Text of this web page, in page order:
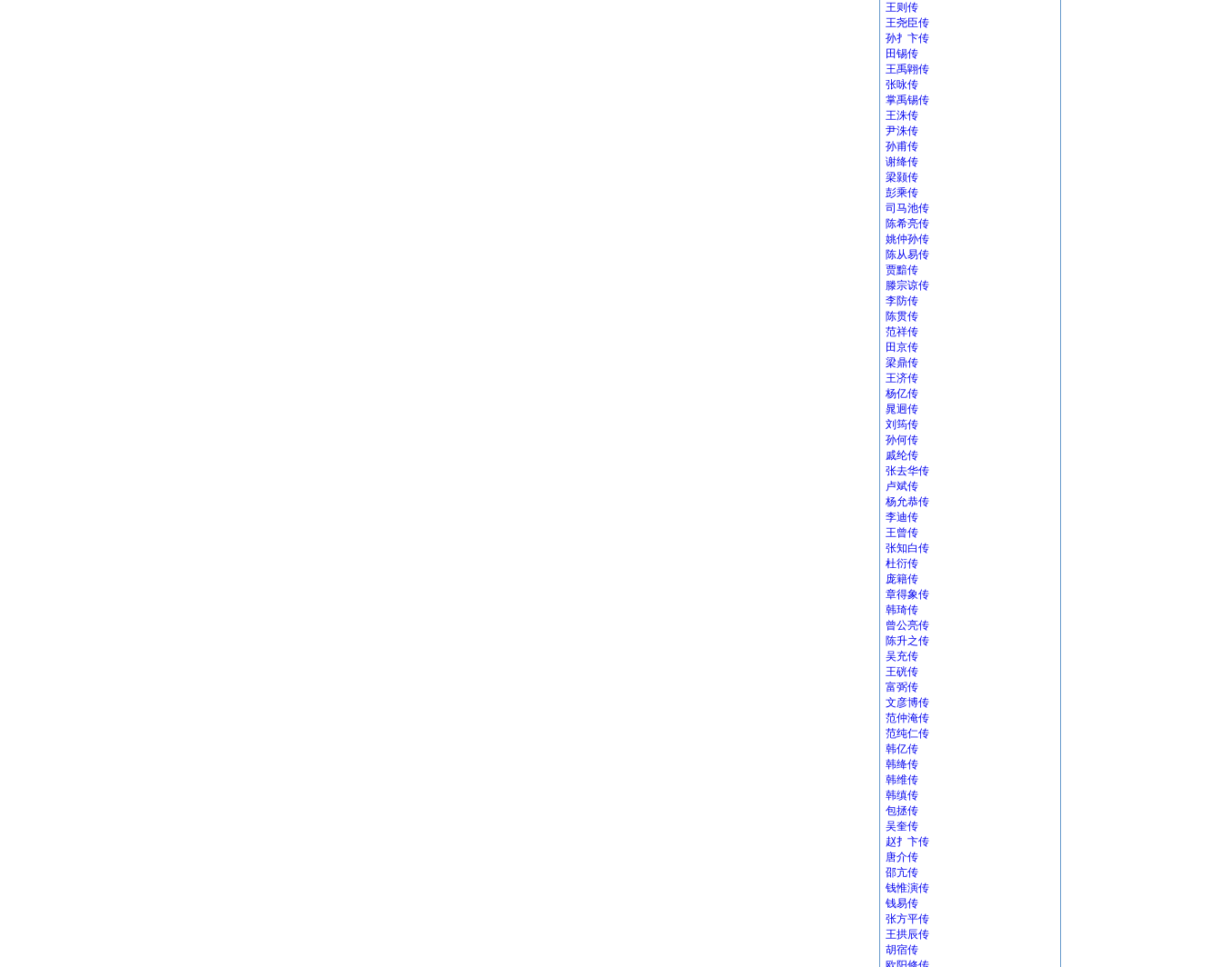
王则传
王尧臣传
孙扌卞传
田锡传
王禹翶传
张咏传
掌禹锡传
王洙传
尹洙传
孙甫传
谢绛传
梁颢传
彭乘传
司马池传
陈希亮传
姚仲孙传
陈从易传
贾黯传
滕宗谅传
李防传
陈贯传
范祥传
田京传
梁鼎传
王济传
杨亿传
晁迥传
刘筠传
孙何传
戚纶传
张去华传
卢斌传
杨允恭传
李迪传
王曾传
张知白传
杜衍传
庞籍传
章得象传
韩琦传
曾公亮传
陈升之传
吴充传
王硄传
富弼传
文彦博传
范仲淹传
范纯仁传
韩亿传
韩绛传
韩维传
韩缜传
包拯传
吴奎传
赵扌卞传
唐介传
邵亢传
钱惟演传
钱易传
张方平传
王拱辰传
胡宿传